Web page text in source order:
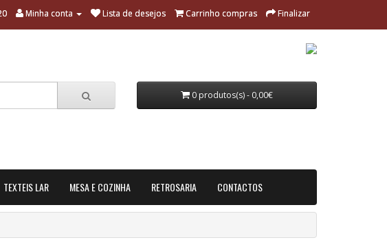
Minha conta Lista de desejos Carrinho compras Finalizar
0 produtos(s) - 0,00€
TEXTEIS LAR MESA E COZINHA RETROSARIA CONTACTOS